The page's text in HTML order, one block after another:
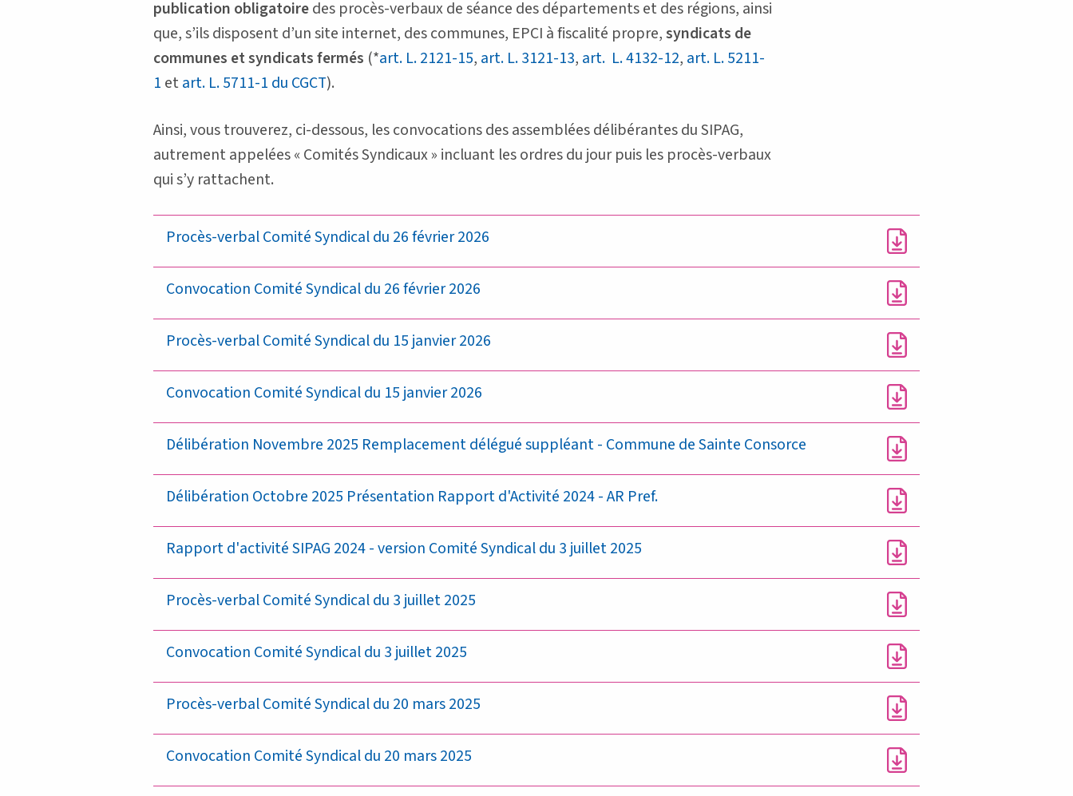
publication obligatoiredes procès-verbaux de séance des départements et des régions, ainsi
que, s’ils disposent d’un site internet, des communes, EPCI à fiscalité propre,syndicats de
communes et syndicats fermés (*art. L. 2121-15, art. L. 3121-13, art. L. 4132-12, art. L. 5211-
1 etart. L. 5711-1 du CGCT).
Ainsi, vous trouverez, ci-dessous, les convocations des assemblées délibérantes du SIPAG,
autrement appelées « Comités Syndicaux » incluant les ordres du jour puis les procès-verbaux
qui s’y rattachent.
Procès-verbal Comité Syndical du 26 février 2026
Convocation Comité Syndical du 26 février 2026
Procès-verbal Comité Syndical du 15 janvier 2026
Convocation Comité Syndical du 15 janvier 2026
Délibération Novembre 2025 Remplacement délégué suppléant - Commune de Sainte Consorce
Délibération Octobre 2025 Présentation Rapport d'Activité 2024 - AR Pref.
Rapport d'activité SIPAG 2024 - version Comité Syndical du 3 juillet 2025
Procès-verbal Comité Syndical du 3 juillet 2025
Convocation Comité Syndical du 3 juillet 2025
Procès-verbal Comité Syndical du 20 mars 2025
Convocation Comité Syndical du 20 mars 2025